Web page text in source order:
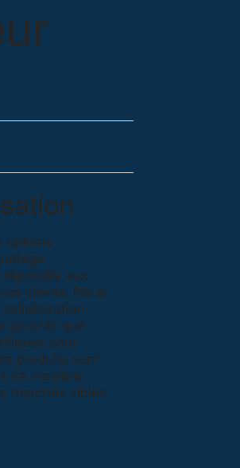
options
aux
clients. Nous
garantir que
sont
produits sont
de manière
marchés cibles.